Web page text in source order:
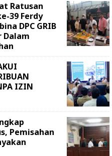
Ratusan
39 Ferdy
DPC GRIB
Dalam
IZIN
Pemisahan